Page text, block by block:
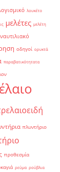
λουκέτο
μελέτες μελέτη
ναυτιλιακό
οδηγοί ορυκτά
παραβατικότητατα
πλυντήριο
προθεσμία
ρεύμα ρούβλια